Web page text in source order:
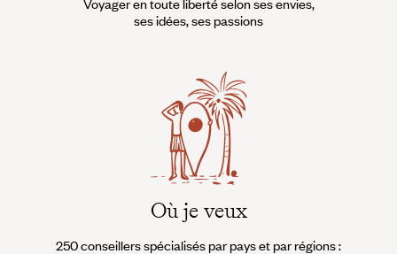
ses idées, ses passions
Où je veux
250 conseillers spécialisés par pays et par régions :